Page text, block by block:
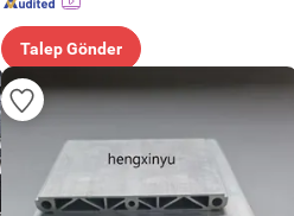
Talep Gönder